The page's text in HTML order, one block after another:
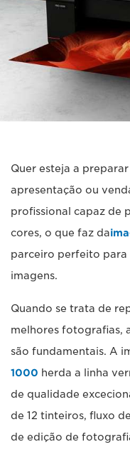
Quer esteja a
apresentação ou
profissional capaz de
cores, o que faz da
parceiro perfeito para
imagens.
Quando se trata de
melhores fotografias,
são fundamentais. A
1000 herda a linha
de qualidade
de 12 tinteiros, fluxo
de edição de